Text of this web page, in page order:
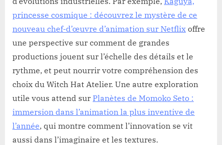
princesse cosmique : découvrez le mystère de ce
nouveau chef-d’œuvre d’animation sur Netflix offre
une perspective sur comment de grandes
productions jouent sur l’échelle des détails et le
rythme, et peut nourrir votre compréhension des
choix du Witch Hat Atelier. Une autre exploration
utile vous attend sur Planètes de Momoko Seto :
immersion dans l’animation la plus inventive de
l’année, qui montre comment l’innovation se vit
aussi dans l’imaginaire et les textures.